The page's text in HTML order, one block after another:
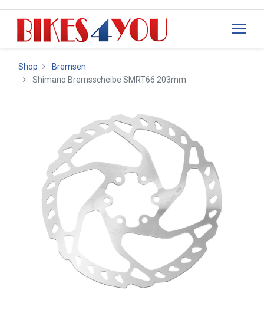
Shop
Bremsen
Shimano Bremsscheibe SMRT66 203mm